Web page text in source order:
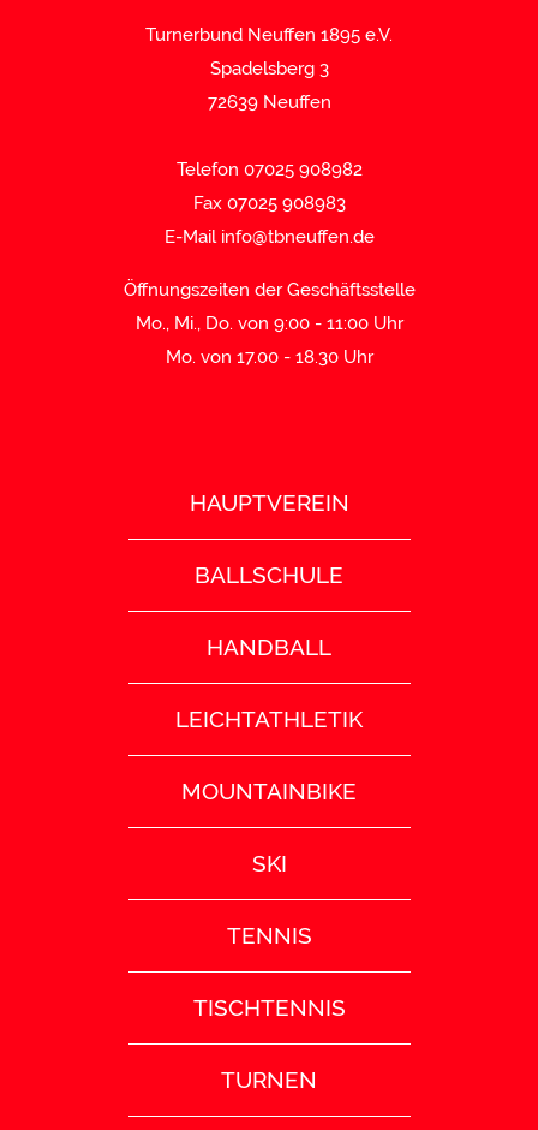
Turnerbund Neuffen 1895 e.V.
Spadelsberg 3
72639 Neuffen
Telefon 07025 908982
Fax 07025 908983
E-Mail info@tbneuffen.de
Öffnungszeiten der Geschäftsstelle
Mo., Mi., Do. von 9:00 - 11:00 Uhr
Mo. von 17.00 - 18.30 Uhr
HAUPTVEREIN
BALLSCHULE
HANDBALL
LEICHTATHLETIK
MOUNTAINBIKE
SKI
TENNIS
TISCHTENNIS
TURNEN